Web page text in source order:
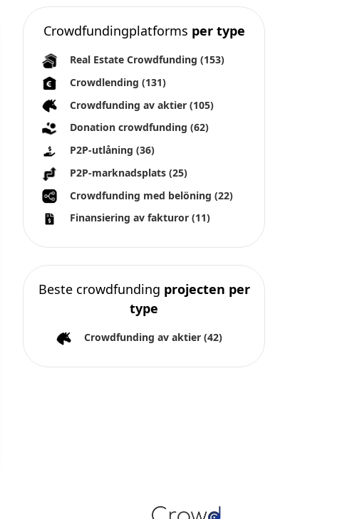
Crowdfundingplatforms per type
Real Estate Crowdfunding (153)
Crowdlending (131)
Crowdfunding av aktier (105)
Donation crowdfunding (62)
P2P-utlåning (36)
P2P-marknadsplats (25)
Crowdfunding med belöning (22)
Finansiering av fakturor (11)
Beste crowdfunding projecten per
type
Crowdfunding av aktier (42)